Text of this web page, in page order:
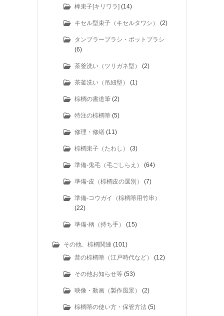
棒束子[キリワラ] (14)
キセル型束子（キセルタワシ） (2)
タンブラーブラシ・ポットブラシ
(6)
茶釜洗い（ツリガネ型） (2)
茶釜洗い（吊紐型） (1)
棕櫚の書道筆 (2)
特注の棕櫚箒 (5)
修理・修繕 (11)
棕櫚束子（たわし） (3)
準備-鬼毛（毛ごしらえ） (64)
準備-皮（棕櫚皮の選別） (7)
準備-コウガイ（棕櫚箒用竹串）
(22)
準備-柄（持ち手） (15)
その他、棕櫚関連 (101)
昔の棕櫚箒（江戸時代など）
(12)
その他お知らせ等 (53)
映像・動画（製作風景） (2)
棕櫚箒の使い方・保管方法 (5)